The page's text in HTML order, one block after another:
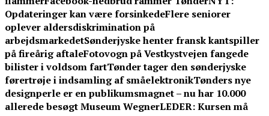
Opdateringer kan være forsinkedeFlere seniorer
oplever aldersdiskrimination på
arbejdsmarkedetSønderjyske henter fransk kantspiller
på fireårig aftaleFotovogn på Vestkystvejen fangede
bilister i voldsom fartTønder tager den sønderjyske
førertrøje i indsamling af småelektronikTønders nye
designperle er en publikumsmagnet – nu har 10.000
allerede besøgt Museum WegnerLEDER: Kursen må